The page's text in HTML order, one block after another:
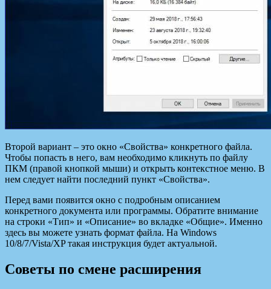
Второй вариант – это окно «Свойства» конкретного файла.
Чтобы попасть в него, вам необходимо кликнуть по файлу
ПКМ (правой кнопкой мыши) и открыть контекстное меню. В
нем следует найти последний пункт «Свойства».
Перед вами появится окно c подробным описанием
конкретного документа или программы. Обратите внимание
на строки «Тип» и «Описание» во вкладке «Общие». Именно
здесь вы можете узнать формат файла. На Windows
10/8/7/Vista/XP такая инструкция будет актуальной.
Советы по смене расширения